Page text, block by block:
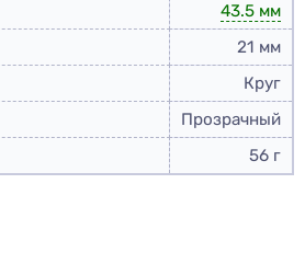
43.5 мм
21 мм
Круг
Прозрачный
56 г